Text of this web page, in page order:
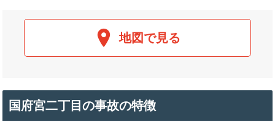
地図で見る
国府宮二丁目の事故の特徴